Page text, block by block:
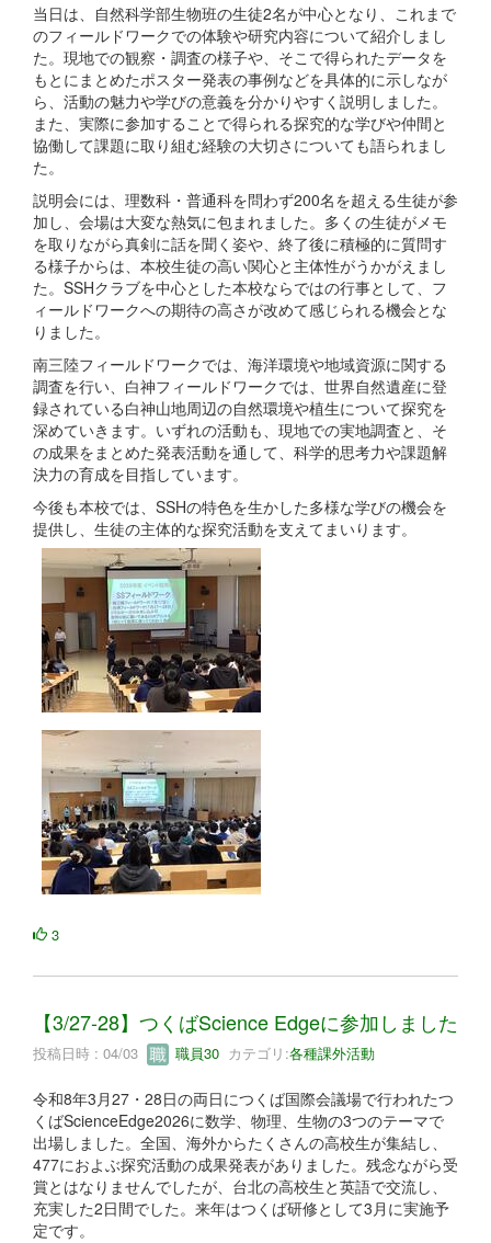
当日は、自然科学部生物班の生徒2名が中心となり、これまで
のフィールドワークでの体験や研究内容について紹介しまし
た。現地での観察・調査の様子や、そこで得られたデータを
もとにまとめたポスター発表の事例などを具体的に示しなが
ら、活動の魅力や学びの意義を分かりやすく説明しました。
また、実際に参加することで得られる探究的な学びや仲間と
協働して課題に取り組む経験の大切さについても語られまし
た。
説明会には、理数科・普通科を問わず200名を超える生徒が参
加し、会場は大変な熱気に包まれました。多くの生徒がメモ
を取りながら真剣に話を聞く姿や、終了後に積極的に質問す
る様子からは、本校生徒の高い関心と主体性がうかがえまし
た。SSHクラブを中心とした本校ならではの行事として、フ
ィールドワークへの期待の高さが改めて感じられる機会とな
りました。
南三陸フィールドワークでは、海洋環境や地域資源に関する
調査を行い、白神フィールドワークでは、世界自然遺産に登
録されている白神山地周辺の自然環境や植生について探究を
深めていきます。いずれの活動も、現地での実地調査と、そ
の成果をまとめた発表活動を通して、科学的思考力や課題解
決力の育成を目指しています。
今後も本校では、SSHの特色を生かした多様な学びの機会を
提供し、生徒の主体的な探究活動を支えてまいります。
3
【3/27-28】つくばScience Edgeに参加しました
投稿日時 : 04/03 職員30 カテゴリ:各種課外活動
令和8年3月27・28日の両日につくば国際会議場で行われたつ
くばScienceEdge2026に数学、物理、生物の3つのテーマで
出場しました。全国、海外からたくさんの高校生が集結し、
477におよぶ探究活動の成果発表がありました。残念ながら受
賞とはなりませんでしたが、台北の高校生と英語で交流し、
充実した2日間でした。来年はつくば研修として3月に実施予
定です。